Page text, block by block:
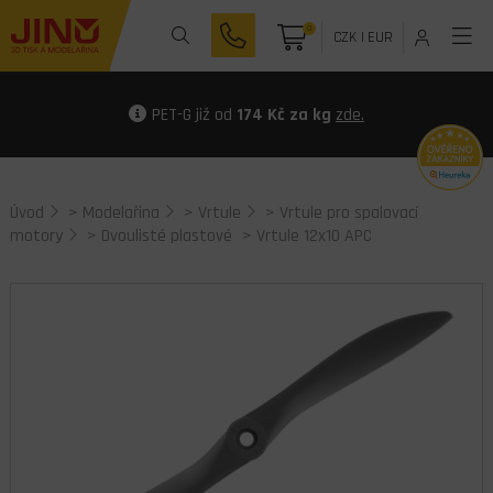
0 CZK| EUR
PET-G již od 174 Kč za kg zde.
Úvod > Modelařina > Vrtule > Vrtule pro spalovací
motory
> Dvoulisté plastové > Vrtule 12x10 APC